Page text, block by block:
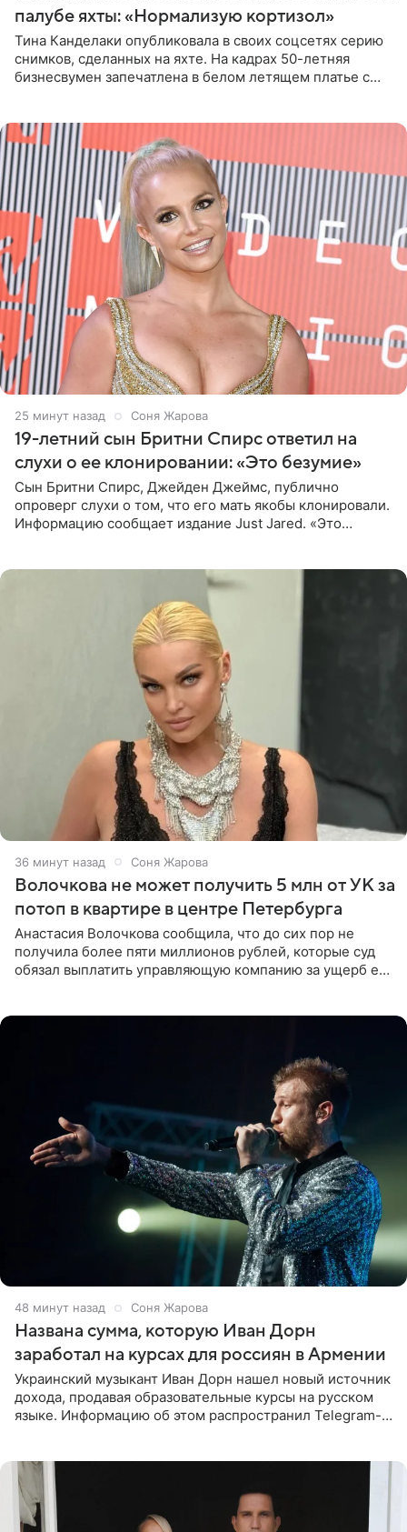
палубе яхты: «Нормализую кортизол»
Тина Канделаки опубликовала в своих соцсетях серию
снимков, сделанных на яхте. На кадрах 50-летняя
бизнесвумен запечатлена в белом летящем платье с
25 минут назад Соня Жарова
19-летний сын Бритни Спирс ответил на
слухи о ее клонировании: «Это безумие»
Сын Бритни Спирс, Джейден Джеймс, публично
опроверг слухи о том, что его мать якобы клонировали.
Информацию сообщает издание Just Jared. «Это
36 минут назад Соня Жарова
Волочкова не может получить 5 млн от УК за
потоп в квартире в центре Петербурга
Анастасия Волочкова сообщила, что до сих пор не
получила более пяти миллионов рублей, которые суд
обязал выплатить управляющую компанию за ущерб ее
48 минут назад Соня Жарова
Названа сумма, которую Иван Дорн
заработал на курсах для россиян в Армении
Украинский музыкант Иван Дорн нашел новый источник
дохода, продавая образовательные курсы на русском
языке. Информацию об этом распространил Telegram-